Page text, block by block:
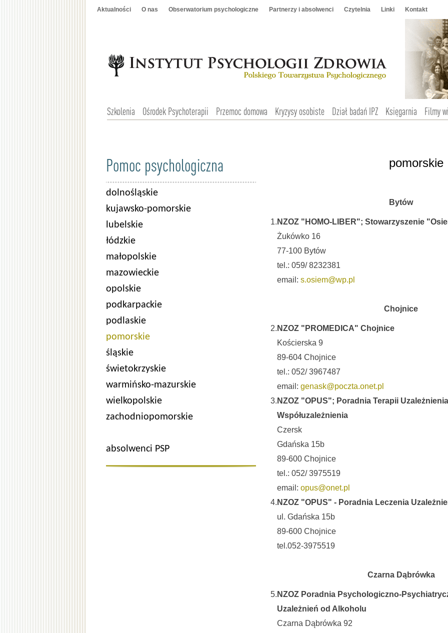
Aktualności O nas Obserwatorium psychologiczne Partnerzy i absolwenci Czytelnia Linki Kontakt
Szkolenia Ośrodek Psychoterapii Przemoc domowa Kryzysy osobiste Dział badań IPZ Księgarnia Filmy
Pomoc psychologiczna
dolnośląskie
kujawsko-pomorskie
lubelskie
łódzkie
małopolskie
mazowieckie
opolskie
podkarpackie
podlaskie
pomorskie
śląskie
świetokrzyskie
warmińsko-mazurskie
wielkopolskie
zachodniopomorskie
absolwenci PSP
pomorskie
Bytów
1. NZOZ "HOMO-LIBER"; Stowarzyszenie
Żukówko 16
77-100 Bytów
tel.: 059/ 8232381
email: s.osiem@wp.pl
Chojnice
2. NZOZ "PROMEDICA" Chojnice
Kościerska 9
89-604 Chojnice
tel.: 052/ 3967487
email: genask@poczta.onet.pl
3. NZOZ "OPUS"; Poradnia Terapii
Współuzależnienia
Czersk
Gdańska 15b
89-600 Chojnice
tel.: 052/ 3975519
email: opus@onet.pl
4. NZOZ "OPUS" - Poradnia Leczenia
ul. Gdańska 15b
89-600 Chojnice
tel.052-3975519
Czarna Dąbrówka
5. NZOZ Poradnia Psychologiczno-
Uzależnień od Alkoholu
Czarna Dąbrówka 92